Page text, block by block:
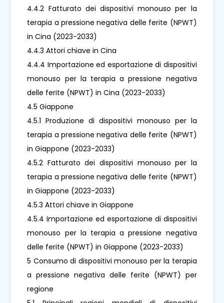
4.4.2 Fatturato dei dispositivi monouso per la
terapia a pressione negativa delle ferite (NPWT)
in Cina (2023-2033)
4.4.3 Attori chiave in Cina
4.4.4 Importazione ed esportazione di dispositivi
monouso per la terapia a pressione negativa
delle ferite (NPWT) in Cina (2023-2033)
4.5 Giappone
4.5.1 Produzione di dispositivi monouso per la
terapia a pressione negativa delle ferite (NPWT)
in Giappone (2023-2033)
4.5.2 Fatturato dei dispositivi monouso per la
terapia a pressione negativa delle ferite (NPWT)
in Giappone (2023-2033)
4.5.3 Attori chiave in Giappone
4.5.4 Importazione ed esportazione di dispositivi
monouso per la terapia a pressione negativa
delle ferite (NPWT) in Giappone (2023-2033)
5 Consumo di dispositivi monouso per la terapia
a pressione negativa delle ferite (NPWT) per
regione